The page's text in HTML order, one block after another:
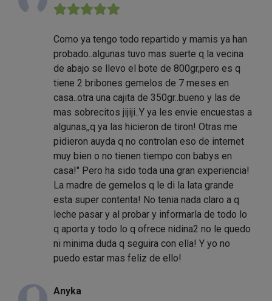
★★★★★
Como ya tengo todo repartido y mamis ya han
probado..algunas tuvo mas suerte q la vecina
de abajo se llevo el bote de 800gr,pero es q
tiene 2 bribones gemelos de 7 meses en
casa..otra una cajita de 350gr..bueno y las de
mas sobrecitos jijiji..Y ya les envie encuestas a
algunas,,q ya las hicieron de tiron! Otras me
pidieron auyda q no controlan eso de internet
muy bien o no tienen tiempo con babys en
casa!" Pero ha sido toda una gran experiencia!
La madre de gemelos q le di la lata grande
esta super contenta! No tenia nada claro a q
leche pasar y al probar y informarla de todo lo
q aporta y todo lo q ofrece nidina2 no le quedo
ni minima duda q seguira con ella! Y yo no
puedo estar mas feliz de ello!
Anyka